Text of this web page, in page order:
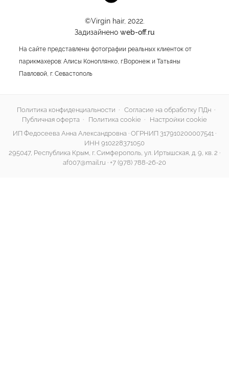
©Virgin hair, 2022.
Задизайнено web-off.ru
На сайте представлены фотографии реальных клиенток от
парикмахеров: Алисы Коноплянко, г.Воронеж и Татьяны
Павловой, г. Севастополь
Политика конфиденциальности · Согласие на обработку ПДн ·
Публичная оферта · Политика cookie ·
Настройки cookie
ИП Федосеева Анна Александровна · ОГРНИП 317910200007541 ·
ИНН 910228371050
295047, Республика Крым, г. Симферополь, ул. Иртышская, д. 9, кв. 2 ·
af007@mail.ru · +7 (978) 788-26-20